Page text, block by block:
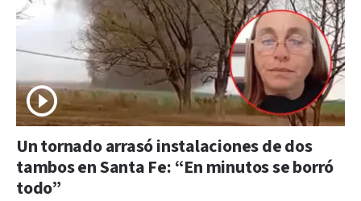
Un tornado arrasó instalaciones de dos
tambos en Santa Fe: “En minutos se borró
todo”